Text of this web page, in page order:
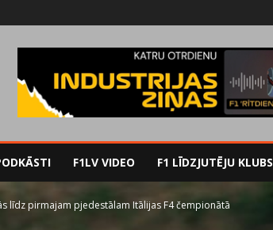
F1LV VIDEO F1 LĪDZJUTĒJU KLUBS
līdz pirmajam pjedestālam Itālijas F4 čempionātā